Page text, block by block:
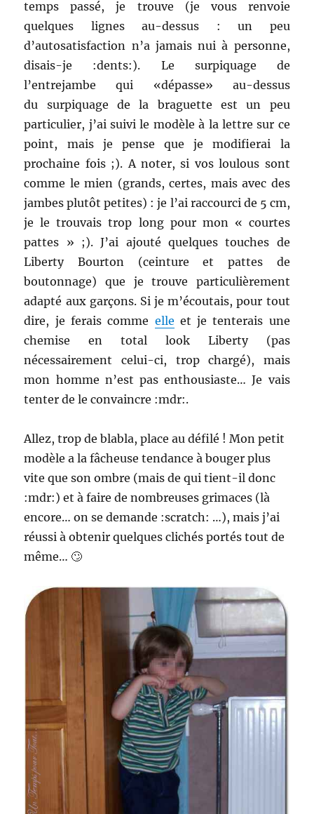
temps passé, je trouve (je vous renvoie
quelques lignes au-dessus : un peu
d’autosatisfaction n’a jamais nui à personne,
disais-je :dents:). Le surpiquage de
l’entrejambe qui «dépasse» au-dessus
du surpiquage de la braguette est un peu
particulier, j’ai suivi le modèle à la lettre sur ce
point, mais je pense que je modifierai la
prochaine fois ;). A noter, si vos loulous sont
comme le mien (grands, certes, mais avec des
jambes plutôt petites) : je l’ai raccourci de 5 cm,
je le trouvais trop long pour mon « courtes
pattes » ;). J’ai ajouté quelques touches de
Liberty Bourton (ceinture et pattes de
boutonnage) que je trouve particulièrement
adapté aux garçons. Si je m’écoutais, pour tout
dire, je ferais comme elle et je tenterais une
chemise en total look Liberty (pas
nécessairement celui-ci, trop chargé), mais
mon homme n’est pas enthousiaste… Je vais
tenter de le convaincre :mdr:.
Allez, trop de blabla, place au défilé ! Mon petit
modèle a la fâcheuse tendance à bouger plus
vite que son ombre (mais de qui tient-il donc
:mdr:) et à faire de nombreuses grimaces (là
encore… on se demande :scratch: …), mais j’ai
réussi à obtenir quelques clichés portés tout de
même… 🙄